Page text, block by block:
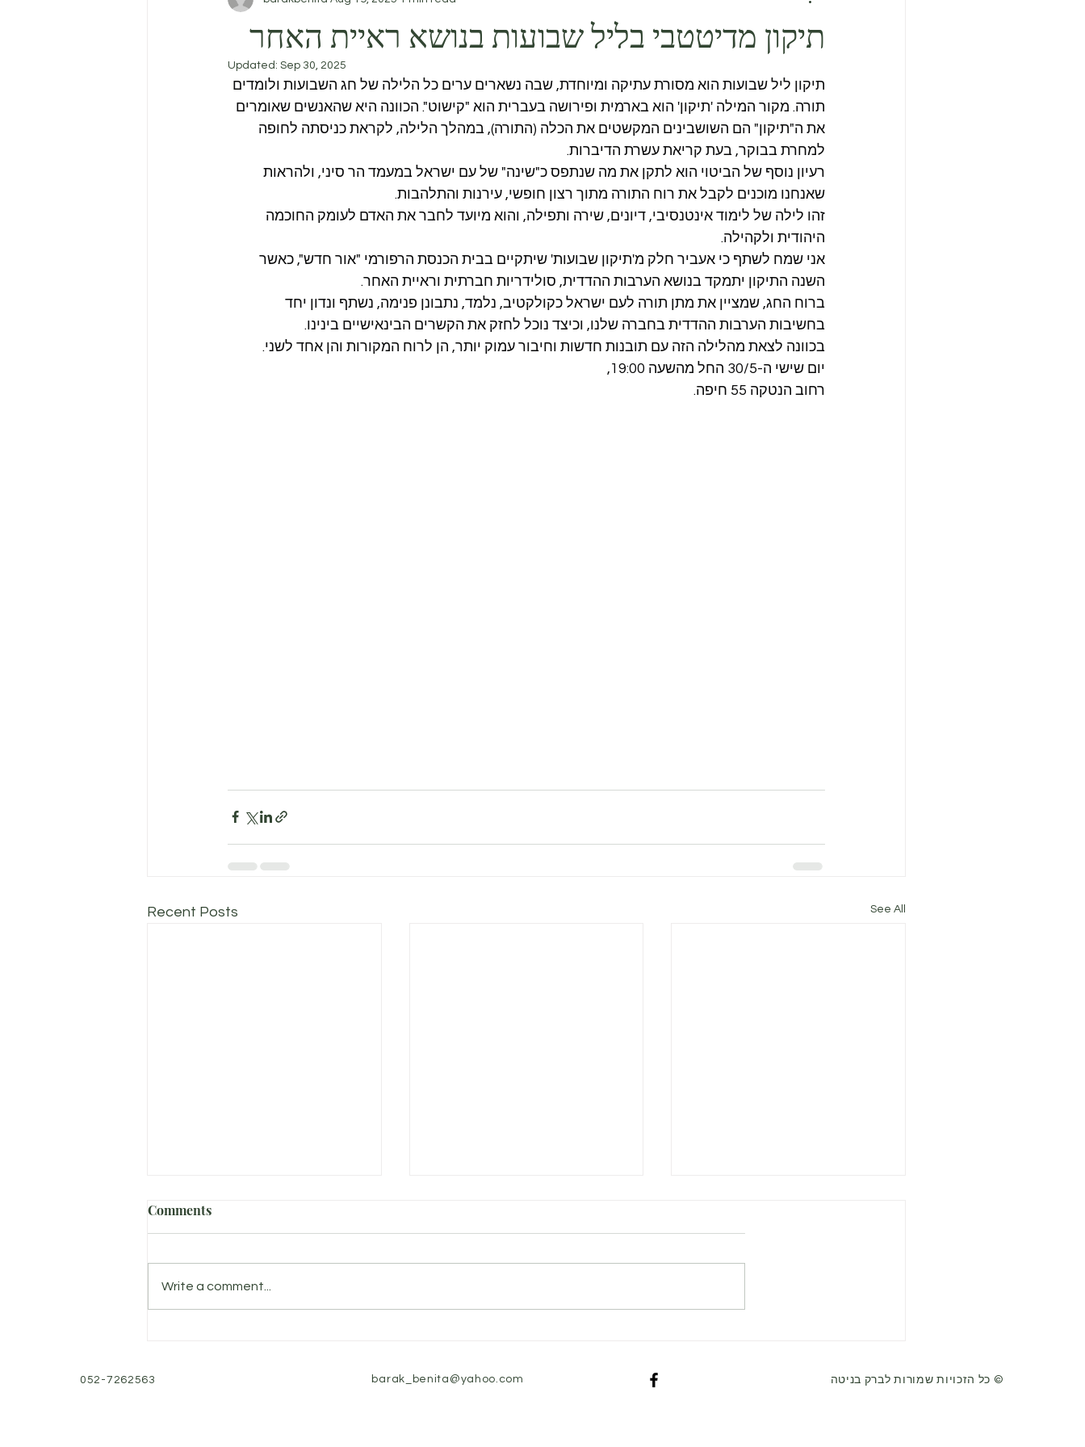
תיקון מדיטטבי בליל שבועות בנושא ראיית האחר
Updated: Sep 30, 2025
תיקון ליל שבועות הוא מסורת עתיקה ומיוחדת, שבה נשארים ערים כל הלילה של חג השבועות ולומדים
תורה. מקור המילה 'תיקון' הוא בארמית ופירושה בעברית הוא "קישוט". הכוונה היא שהאנשים שאומרים
את ה"תיקון" הם השושבינים המקשטים את הכלה (התורה), במהלך הלילה, לקראת כניסתה לחופה
למחרת בבוקר, בעת קריאת עשרת הדיברות.
רעיון נוסף של הביטוי הוא לתקן את מה שנתפס כ"שינה" של עם ישראל במעמד הר סיני, ולהראות
שאנחנו מוכנים לקבל את רוח התורה מתוך רצון חופשי, עירנות והתלהבות.
זהו לילה של לימוד אינטנסיבי, דיונים, שירה ותפילה, והוא מיועד לחבר את האדם לעומק החוכמה
היהודית ולקהילה.
אני שמח לשתף כי אעביר חלק מ'תיקון שבועות' שיתקיים בבית הכנסת הרפורמי "אור חדש", כאשר
השנה התיקון יתמקד בנושא הערבות ההדדית, סולידריות חברתית וראיית האחר.
ברוח החג, שמציין את מתן תורה לעם ישראל כקולקטיב, נלמד, נתבונן פנימה, נשתף ונדון יחד
בחשיבות הערבות ההדדית בחברה שלנו, וכיצד נוכל לחזק את הקשרים הבינאישיים בינינו.
בכוונה לצאת מהלילה הזה עם תובנות חדשות וחיבור עמוק יותר, הן לרוח המקורות והן אחד לשני.
יום שישי ה-30/5 החל מהשעה 19:00,
רחוב הנטקה 55 חיפה.
Recent Posts See All
הבנת הלב
וחשיבה עצמאית
Comments
Write a comment...
052-7262563 כל הזכויות שמורות לברק בניטה © barak_benita@yahoo.com